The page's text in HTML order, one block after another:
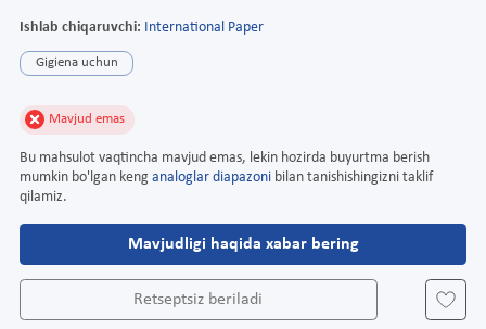
Ishlab chiqaruvchi: International Paper
Gigiena uchun
Mavjud emas
Bu mahsulot vaqtincha mavjud emas, lekin hozirda buyurtma berish
mumkin bo'lgan keng analoglar diapazoni bilan tanishishingizni taklif
qilamiz.
Mavjudligi haqida xabar bering
Retseptsiz beriladi